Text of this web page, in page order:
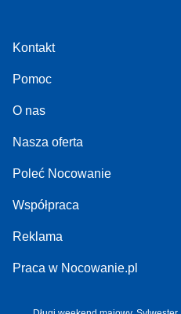
Kontakt
Pomoc
O nas
Nasza oferta
Poleć Nocowanie
Współpraca
Reklama
Praca w Nocowanie.pl